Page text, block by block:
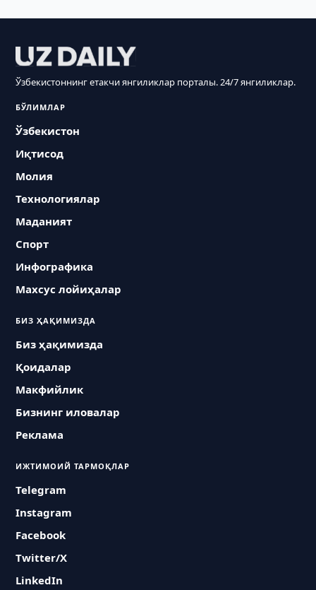
Ўзбекистоннинг етакчи янгиликлар порталы. 24/7 янгиликлар.
БЎЛИМЛАР
Ўзбекистон
Иқтисод
Молия
Технологиялар
Маданият
Спорт
Инфографика
Махсус лойиҳалар
БИЗ ҲАҚИМИЗДА
Биз ҳақимизда
Қоидалар
Макфийлик
Бизнинг иловалар
Реклама
ИЖТИМОИЙ ТАРМОҚЛАР
Telegram
Instagram
Facebook
Twitter/X
LinkedIn